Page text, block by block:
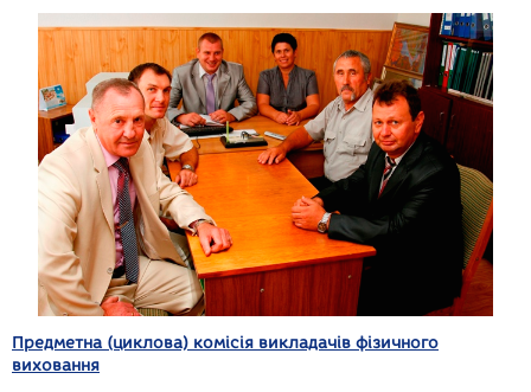
a
c
e
b
o
o
e
s
e
n
g
e
r
e
l
e
g
r
a
m
i
b
e
r
h
a
t
s
A
m
a
i
l
Предметна (циклова) комісія викладачів фізичного
виховання